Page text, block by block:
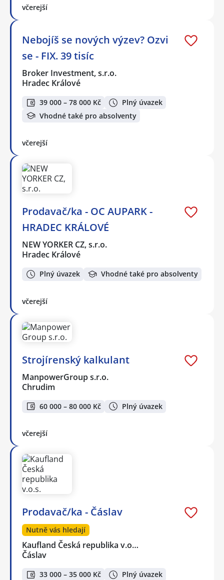
včerejší
Nebojíš se nových výzev? Ozvi
se - FIX. 39 tisíc
Broker Investment, s.r.o.
Hradec Králové
39 000 – 78 000 Kč
Plný úvazek
Vhodné také pro absolventy
včerejší
Prodavač/ka - OC AUPARK -
HRADEC KRÁLOVÉ
NEW YORKER CZ, s.r.o.
Hradec Králové
Plný úvazek Vhodné také pro absolventy
včerejší
Strojírenský kalkulant
ManpowerGroup s.r.o.
Chrudim
60 000 – 80 000 Kč Plný úvazek
včerejší
Prodavač/ka - Čáslav
Nutně vás hledají
Kaufland Česká republika v.o…
Čáslav
33 000 – 35 000 Kč Plný úvazek